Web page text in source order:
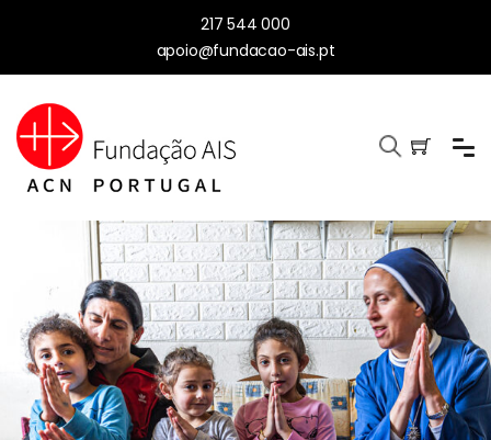
217 544 000
apoio@fundacao-ais.pt